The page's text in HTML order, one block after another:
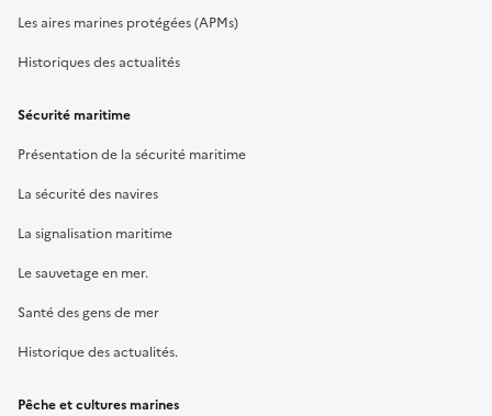
Les aires marines protégées (APMs)
Historiques des actualités
Sécurité maritime
Présentation de la sécurité maritime
La sécurité des navires
La signalisation maritime
Le sauvetage en mer.
Santé des gens de mer
Historique des actualités.
Pêche et cultures marines